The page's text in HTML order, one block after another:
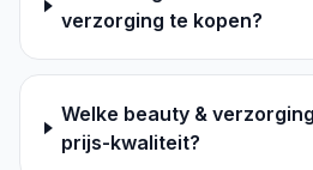
bij de wortel verwijdert. Bekijk
Mond- en
Een elektrische
verzorging te kopen?
Welke beauty &
prijs-kwaliteit?